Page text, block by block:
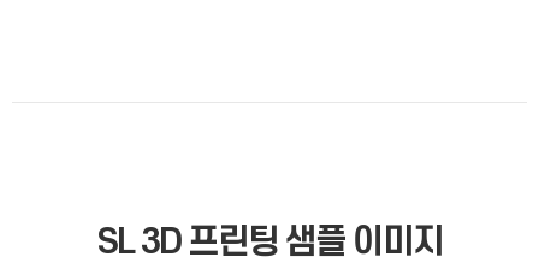
SL 3D 프린팅 샘플 이미지